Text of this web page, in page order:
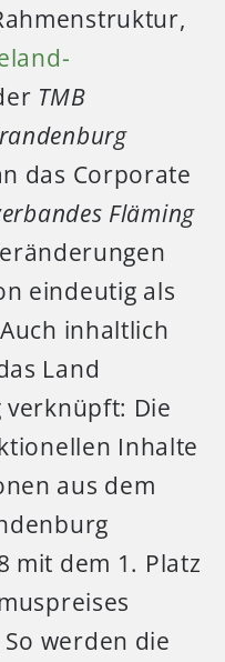
TMB
das Corporate
Fläming
eindeutig als
inhaltlich
Land
Die
Inhalte
aus dem
mit dem 1. Platz
werden die